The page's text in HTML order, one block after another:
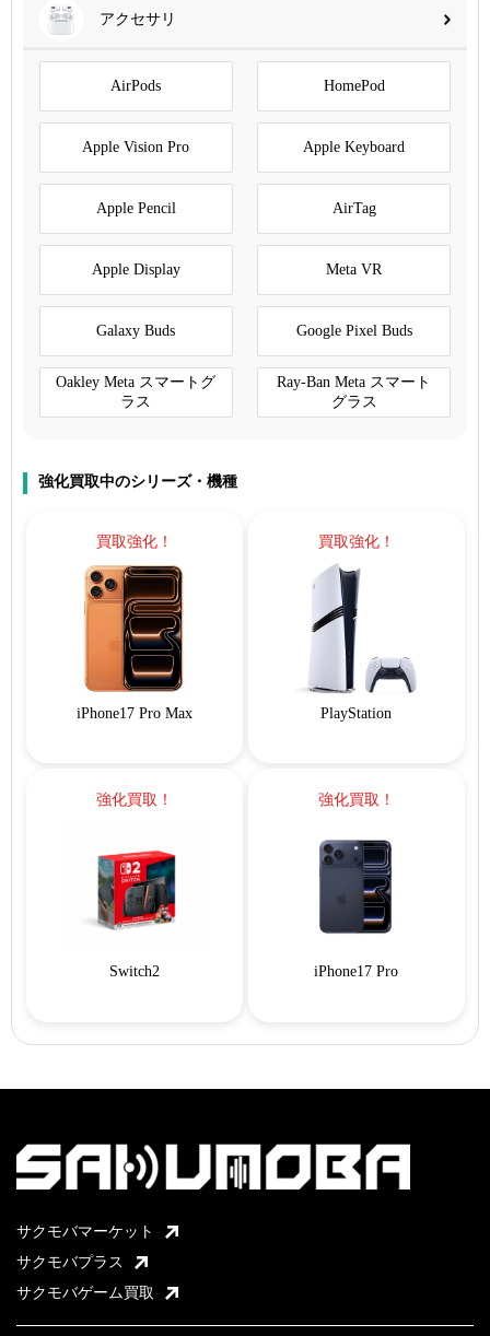
アクセサリ
AirPods HomePod
Apple Vision Pro Apple Keyboard
Apple Pencil AirTag
Apple Display Meta VR
Galaxy Buds Google Pixel Buds
Oakley Meta スマートグ
ラス
Ray-Ban Meta スマート
グラス
強化買取中のシリーズ・機種
買取強化！
iPhone17 Pro Max
買取強化！
PlayStation
強化買取！
Switch2
強化買取！
iPhone17 Pro
サクモバマーケット
サクモバプラス
サクモバゲーム買取